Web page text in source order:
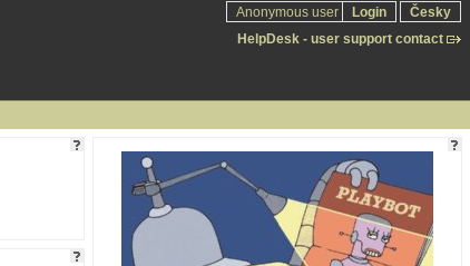
Anonymous user Login
Česky
HelpDesk - user support contact